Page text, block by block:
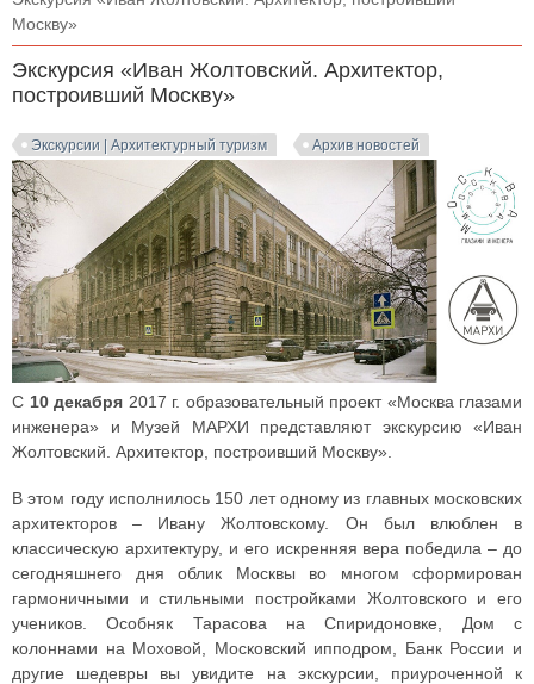
Москву»
Экскурсия «Иван Жолтовский. Архитектор,
построивший Москву»
Экскурсии | Архитектурный туризм Архив новостей
C 10 декабря 2017 г. образовательный проект «Москва глазами
инженера» и Музей МАРХИ представляют экскурсию «Иван
Жолтовский. Архитектор, построивший Москву».
В этом году исполнилось 150 лет одному из главных московских
архитекторов – Ивану Жолтовскому. Он был влюблен в
классическую архитектуру, и его искренняя вера победила – до
сегодняшнего дня облик Москвы во многом сформирован
гармоничными и стильными постройками Жолтовского и его
учеников. Особняк Тарасова на Спиридоновке, Дом с
колоннами на Моховой, Московский ипподром, Банк России и
другие шедевры вы увидите на экскурсии, приуроченной к